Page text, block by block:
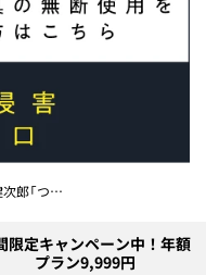
だぶん」
限定キャンペーン中！年額
プラン9,999円